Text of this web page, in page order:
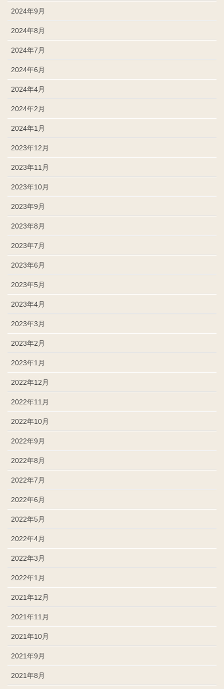
2024年9月
2024年8月
2024年7月
2024年6月
2024年4月
2024年2月
2024年1月
2023年12月
2023年11月
2023年10月
2023年9月
2023年8月
2023年7月
2023年6月
2023年5月
2023年4月
2023年3月
2023年2月
2023年1月
2022年12月
2022年11月
2022年10月
2022年9月
2022年8月
2022年7月
2022年6月
2022年5月
2022年4月
2022年3月
2022年1月
2021年12月
2021年11月
2021年10月
2021年9月
2021年8月